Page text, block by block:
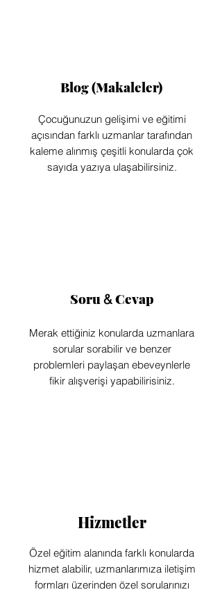
Blog (Makaleler)
Çocuğunuzun gelişimi ve eğitimi
açısından farklı uzmanlar tarafından
kaleme alınmış çeşitli konularda çok
sayıda yazıya ulaşabilirsiniz.
Merak ettiğiniz konularda uzmanlara
sorular sorabilir ve benzer
problemleri paylaşan ebeveynlerle
fikir alışverişi yapabilirisiniz.
Soru &Cevap
Özel eğitim alanında farklı konularda
hizmet alabilir, uzmanlarımıza iletişim
formları üzerinden özel sorularınızı
Hizmetler